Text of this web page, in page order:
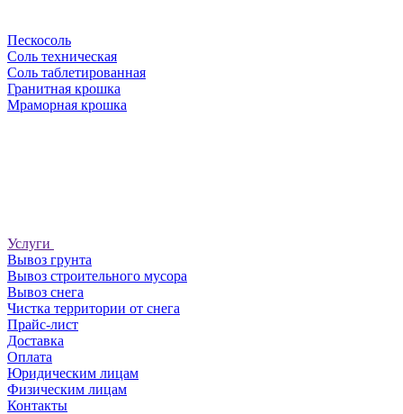
Пескосоль
Соль техническая
Соль таблетированная
Гранитная крошка
Мраморная крошка
Услуги
Вывоз грунта
Вывоз строительного мусора
Вывоз снега
Чистка территории от снега
Прайс-лист
Доставка
Оплата
Юридическим лицам
Физическим лицам
Контакты